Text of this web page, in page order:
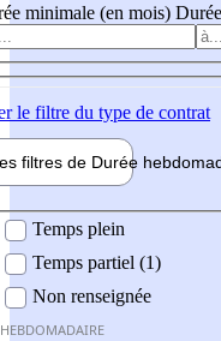
minimale (en mois)
le filtre du type de contrat
filtres de Durée hebdo
Temps plein
Temps partiel (1)
Non renseignée